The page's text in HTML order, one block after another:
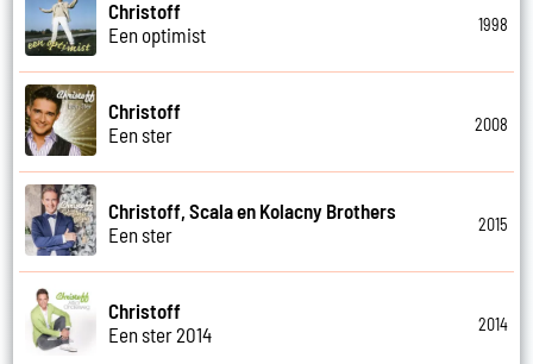
Christoff
Een optimist
1998
Christoff
Een ster
2008
Christoff, Scala en Kolacny Brothers
Een ster
2015
Christoff
Een ster 2014
2014